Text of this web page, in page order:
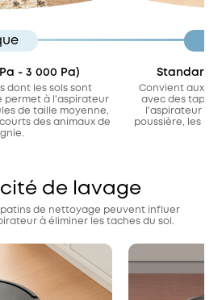
- 3 000 Pa)
dont les sols sont
permet à l'aspirateur
de taille moyenne,
des animaux de
Standard
Convient aux
avec des tapis
l'aspirateur de
poussière, les
de lavage
de nettoyage peuvent influer
à éliminer les taches du sol.